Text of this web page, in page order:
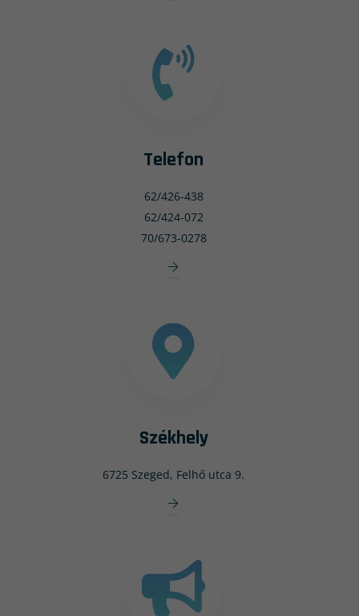
Telefon
62/426-438
62/424-072
70/673-0278
Székhely
6725 Szeged, Felhő utca 9.